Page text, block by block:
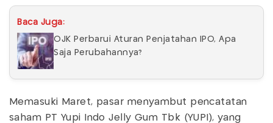
Baca Juga:
OJK Perbarui Aturan Penjatahan IPO, Apa
Saja Perubahannya?
Memasuki Maret, pasar menyambut pencatatan
saham PT Yupi Indo Jelly Gum Tbk (YUPI), yang